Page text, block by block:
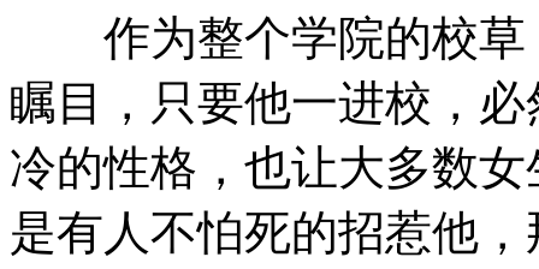
作为整个学院的校草
瞩目，只要他一进校，
冷的性格，也让大多数
是有人不怕死的招惹他